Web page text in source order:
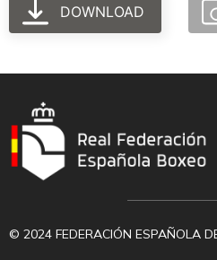
DOWNLOAD
© 2024 FEDERACIÓN ESPAÑOLA